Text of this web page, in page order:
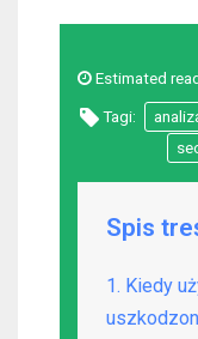
Estimated
Tagi:
Spis
1. Kiedy